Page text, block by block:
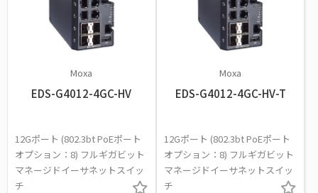
Moxa
EDS-G4012-4GC-HV
12Gポート (802.3bt PoEポート
オプション：8) フルギガビット
マネージドイーサネットスイッ
チ
Moxa
EDS-G4012-4GC-HV-T
12Gポート (802.3bt PoEポート
オプション：8) フルギガビット
マネージドイーサネットスイッ
チ